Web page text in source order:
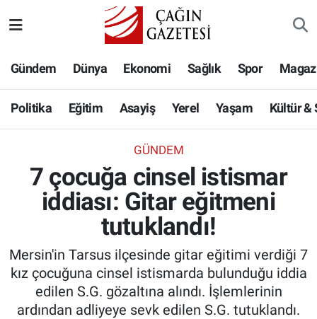
Gündem Dünya Ekonomi Sağlık Spor
Politika Eğitim Asayiş Yerel Yaşam Kültür &
GÜNDEM
7 çocuğa cinsel istismar
iddiası: Gitar eğitmeni
tutuklandı!
Mersin'in Tarsus ilçesinde gitar eğitimi verdiği 7
kız çocuğuna cinsel istismarda bulunduğu iddia
edilen S.G. gözaltına alındı. İşlemlerinin
ardından adliyeye sevk edilen S.G. tutuklandı.
Eğitim
Asayiş
Yaşam
Kültür & Sanat
Bilim-Teknoloji
Köşe Yazıları
Hava Durumu
Namaz Vakitleri
Süper Lig Puan Durumu ve Fikstür
Tüm Manşetler
Son Dakika Haberleri
Haber Arşivi